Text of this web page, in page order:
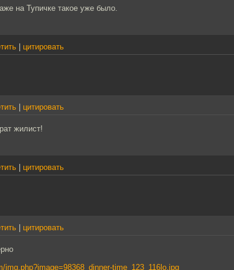
на Тупичке такое уже было.
цитировать
цитировать
жилист!
цитировать
цитировать
img.php?image=98368_dinner-time_123_116lo.jpg